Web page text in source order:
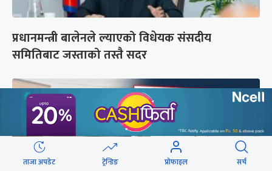
प्रधानमन्त्री बालेनले ल्याएको विधेयक संसदीय
समितिबाट जस्ताको तस्तै सदर
ताजा अपडेट ट्रेन्डिङ प्रोफाइल सर्च